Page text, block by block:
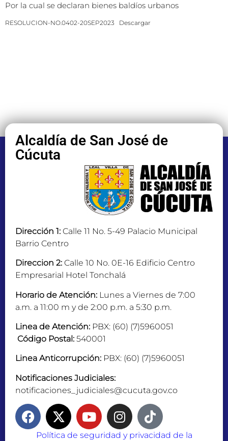
Por la cual se declaran bienes baldíos urbanos
RESOLUCION-NO.0402-20SEP2023 Descargar
Alcaldía de San José de
Cúcuta
Dirección 1: Calle 11 No. 5-49 Palacio Municipal
Barrio Centro
Direccion 2: Calle 10 No. 0E-16 Edificio Centro
Empresarial Hotel Tonchalá
Horario de Atención: Lunes a Viernes de 7:00
a.m. a 11:00 m y de 2:00 p.m. a 5:30 p.m.
Linea de Atención: PBX: (60) (7)5960051
Código Postal: 540001
Linea Anticorrupción: PBX: (60) (7)5960051
Notificaciones Judiciales:
notificaciones_judiciales@cucuta.gov.co
Política de seguridad y privacidad de la